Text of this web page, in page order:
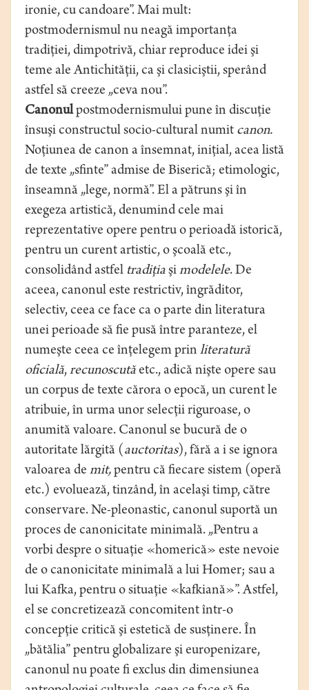
ironie, cu candoare”. Mai mult:
postmodernismul nu neagă importanţa
tradiţiei, dimpotrivă, chiar reproduce idei şi
teme ale Antichităţii, ca şi clasiciştii, sperând
astfel să creeze „ceva nou”.
Canonulpostmodernismului pune în discuţie
însuşi constructul socio-cultural numit canon.
Noţiunea de canon a însemnat, iniţial, acea listă
de texte „sfinte” admise de Biserică; etimologic,
înseamnă „lege, normă”. El a pătruns şi în
exegeza artistică, denumind cele mai
reprezentative opere pentru o perioadă istorică,
pentru un curent artistic, o şcoală etc.,
consolidând astfel tradiţiaşimodelele. De
aceea, canonul este restrictiv, îngrăditor,
selectiv, ceea ce face ca o parte din literatura
unei perioade să fie pusă între paranteze, el
numeşte ceea ce înţelegem prin literatură
oficială,recunoscută etc., adică nişte opere sau
un corpus de texte cărora o epocă, un curent le
atribuie, în urma unor selecţii riguroase, o
anumită valoare. Canonul se bucură de o
autoritate lărgită (auctoritas), fără a i se ignora
valoarea de mit,pentru că fiecare sistem (operă
etc.) evoluează, tinzând, în acelaşi timp, către
conservare. Ne-pleonastic, canonul suportă un
proces de canonicitate minimală. „Pentru a
vorbi despre o situaţie «homerică» este nevoie
de o canonicitate minimală a lui Homer; sau a
lui Kafka, pentru o situaţie «kafkiană»”. Astfel,
el se concretizează concomitent într-o
concepţie critică şi estetică de susţinere. În
„bătălia” pentru globalizare şi europenizare,
canonul nu poate fi exclus din dimensiunea